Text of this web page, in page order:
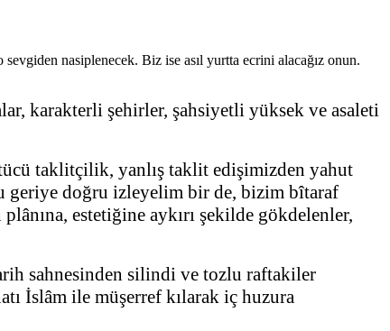
nasiplenecek. Biz ise asıl yurtta ecrini alacağız onun.
karakterli şehirler, şahsiyetli yüksek ve asaleti
taklitçilik, yanlış taklit edişimizden yahut
geriye doğru izleyelim bir de, bizim bîtaraf
estetiğine aykırı şekilde gökdelenler,
sahnesinden silindi ve tozlu raftakiler
İslâm ile müşerref kılarak iç huzura